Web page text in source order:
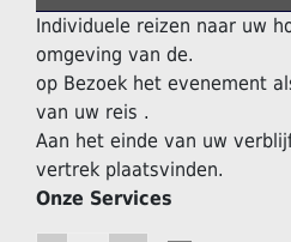
Individuele reizen naar uw
omgeving van de.
op Bezoek het evenement
van uw reis .
Aan het einde van uw
vertrek plaatsvinden.
Onze Services